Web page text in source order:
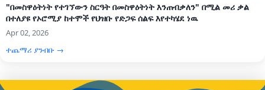
"በመስዋዕትነት የተገኘውን ስርዓት በመስዋዕትነት እንጠብቃለን" በሚል መሪ ቃል
በተለያዩ የኦሮሚያ ከተሞች የህዝቡ የድጋፍ ሰልፍ እየተካሄደ ነዉ
Apr 02, 2026
ተጨማሪ ያንብቡ →